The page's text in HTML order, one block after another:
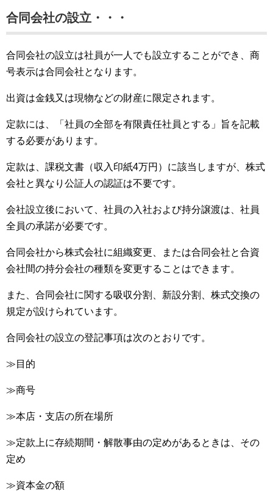
合同会社の設立・・・
合同会社の設立は社員が一人でも設立することができ、商
号表示は合同会社となります。
出資は金銭又は現物などの財産に限定されます。
定款には、「社員の全部を有限責任社員とする」旨を記載
する必要があります。
定款は、課税文書（収入印紙4万円）に該当しますが、株式
会社と異なり公証人の認証は不要です。
会社設立後において、社員の入社および持分譲渡は、社員
全員の承諾が必要です。
合同会社から株式会社に組織変更、または合同会社と合資
会社間の持分会社の種類を変更することはできます。
また、合同会社に関する吸収分割、新設分割、株式交換の
規定が設けられています。
合同会社の設立の登記事項は次のとおりです。
≫目的
≫商号
≫本店・支店の所在場所
≫定款上に存続期間・解散事由の定めがあるときは、その
定め
≫資本金の額